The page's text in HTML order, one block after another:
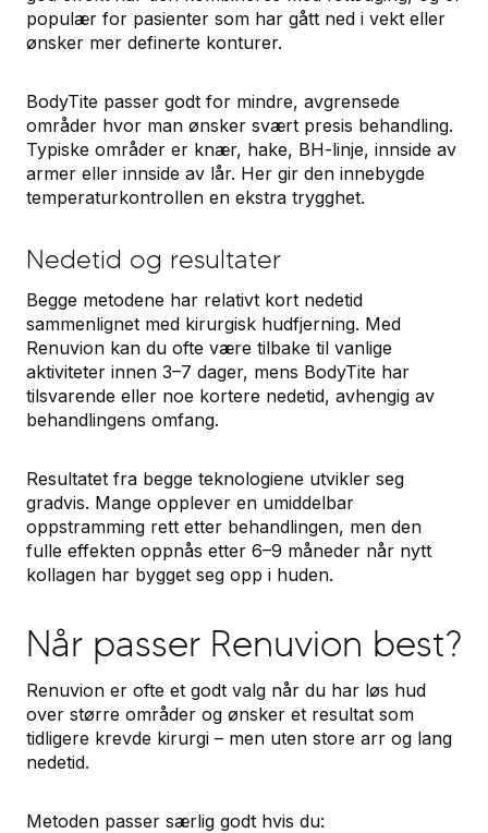
populær for pasienter som har gått ned i vekt eller
ønsker mer definerte konturer.
BodyTite passer godt for mindre, avgrensede
områder hvor man ønsker svært presis behandling.
Typiske områder er knær, hake, BH-linje, innside av
armer eller innside av lår. Her gir den innebygde
temperaturkontrollen en ekstra trygghet.
Nedetid og resultater
Begge metodene har relativt kort nedetid
sammenlignet med kirurgisk hudfjerning. Med
Renuvion kan du ofte være tilbake til vanlige
aktiviteter innen 3–7 dager, mens BodyTite har
tilsvarende eller noe kortere nedetid, avhengig av
behandlingens omfang.
Resultatet fra begge teknologiene utvikler seg
gradvis. Mange opplever en umiddelbar
oppstramming rett etter behandlingen, men den
fulle effekten oppnås etter 6–9 måneder når nytt
kollagen har bygget seg opp i huden.
Når passer Renuvion best?
Renuvion er ofte et godt valg når du har løs hud
over større områder og ønsker et resultat som
tidligere krevde kirurgi – men uten store arr og lang
nedetid.
Metoden passer særlig godt hvis du: